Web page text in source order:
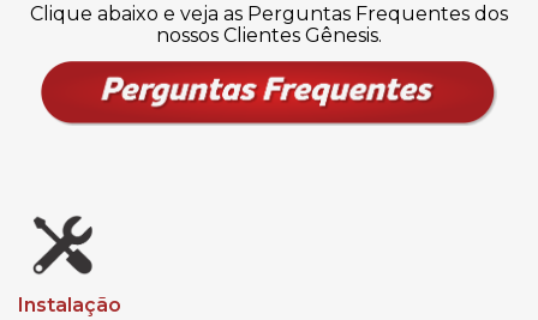
Clique abaixo e veja as Perguntas Frequentes dos
nossos Clientes Gênesis.
Instalação